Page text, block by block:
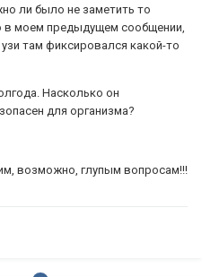
ли было не заметить то
в моем предыдущем сообщении,
там фиксировался какой-то
Насколько он
для организма?
возможно, глупым вопросам!!!